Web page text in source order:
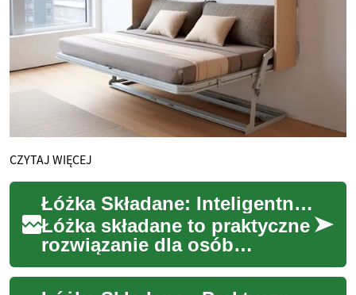
CZYTAJ WIĘCEJ
Łóżka Składane: Inteligentne Rozwiązania dla Małych Przestrzeni
Łóżka składane to praktyczne
rozwiązanie dla osób
mieszkających w niewielkich
przestrzeniach lub